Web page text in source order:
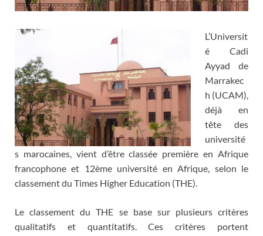
L’Universit
é Cadi
Ayyad de
Marrakec
h (UCAM),
déjà en
tête des
université
s marocaines, vient d’être classée première en Afrique
francophone et 12ème université en Afrique, selon le
classement du Times Higher Education (THE).
Le classement du THE se base sur plusieurs critères
qualitatifs et quantitatifs. Ces critères portent